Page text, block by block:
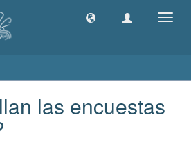
las encuestas